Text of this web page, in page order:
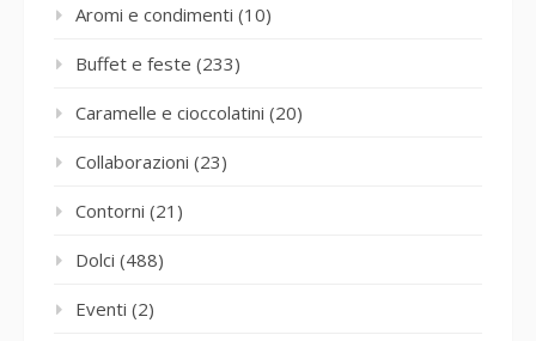
Aromi e condimenti (10)
Buffet e feste (233)
Caramelle e cioccolatini (20)
Collaborazioni (23)
Contorni (21)
Dolci (488)
Eventi (2)